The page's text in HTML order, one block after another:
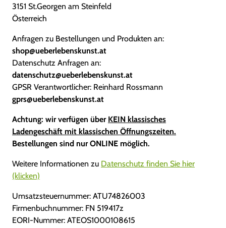
3151 St.Georgen am Steinfeld
Österreich
Anfragen zu Bestellungen und Produkten an:
shop@ueberlebenskunst.at
Datenschutz Anfragen an:
datenschutz@ueberlebenskunst.at
GPSR Verantwortlicher: Reinhard Rossmann
gprs@ueberlebenskunst.at
Achtung: wir verfügen über KEIN klassisches
Ladengeschäft mit klassischen Öffnungszeiten.
Bestellungen sind nur ONLINE möglich.
Weitere Informationen zu Datenschutz finden Sie hier
(klicken)
Umsatzsteuernummer: ATU74826003
Firmenbuchnummer: FN 519417z
EORI-Nummer: ATEOS1000108615